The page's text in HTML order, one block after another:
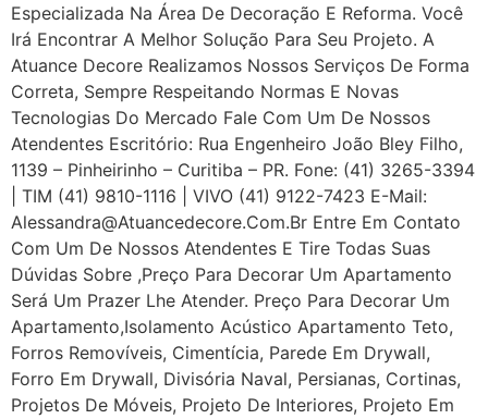
Especializada Na Área De Decoração E Reforma. Você
Irá Encontrar A Melhor Solução Para Seu Projeto. A
Atuance Decore Realizamos Nossos Serviços De Forma
Correta, Sempre Respeitando Normas E Novas
Tecnologias Do Mercado Fale Com Um De Nossos
Atendentes Escritório: Rua Engenheiro João Bley Filho,
1139 – Pinheirinho – Curitiba – PR. Fone: (41) 3265-3394
| TIM (41) 9810-1116 | VIVO (41) 9122-7423 E-Mail:
Alessandra@atuancedecore.com.br Entre Em Contato
Com Um De Nossos Atendentes E Tire Todas Suas
Dúvidas Sobre ,Preço Para Decorar Um Apartamento
Será Um Prazer Lhe Atender. Preço Para Decorar Um
Apartamento,Isolamento Acústico Apartamento Teto,
Forros Removíveis, Cimentícia, Parede Em Drywall,
Forro Em Drywall, Divisória Naval, Persianas, Cortinas,
Projetos De Móveis, Projeto De Interiores, Projeto Em